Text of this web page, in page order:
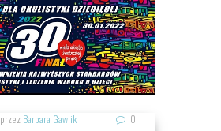
przez Barbara Gawlik 0